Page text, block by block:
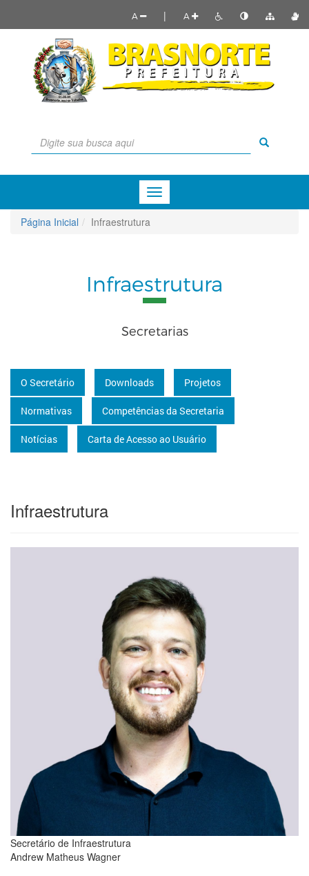
A | A
Menu
de
Página Inicial Infraestrutura
Infraestrutura
Secretarias
O Secretário Downloads Projetos
Normativas Competências da Secretaria
Notícias Carta de Acesso ao Usuário
Infraestrutura
Secretário de Infraestrutura
Andrew Matheus Wagner